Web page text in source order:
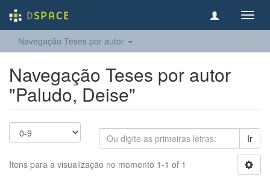
Navegação Teses por autor
Navegação Teses por autor
"Paludo, Deise"
Ir
Itens para a visualização no momento 1-1 of 1